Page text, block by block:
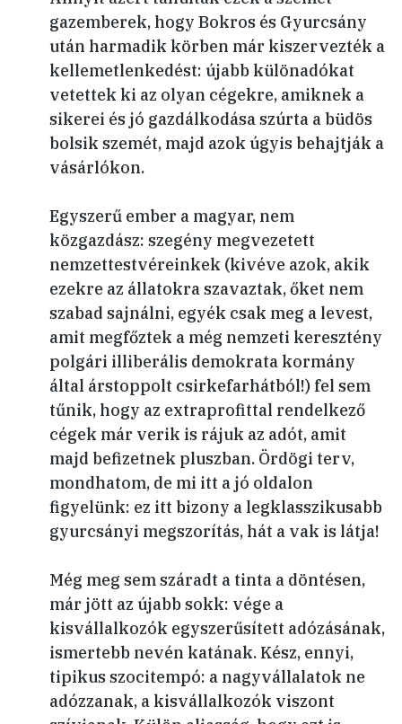
gazemberek, hogy Bokros és Gyurcsány
után harmadik körben már kiszervezték a
kellemetlenkedést: újabb különadókat
vetettek ki az olyan cégekre, amiknek a
sikerei és jó gazdálkodása szúrta a büdös
bolsik szemét, majd azok úgyis behajtják a
vásárlókon.
Egyszerű ember a magyar, nem
közgazdász: szegény megvezetett
nemzettestvéreinkek (kivéve azok, akik
ezekre az állatokra szavaztak, őket nem
szabad sajnálni, egyék csak meg a levest,
amit megfőztek a még nemzeti keresztény
polgári illiberális demokrata kormány
által árstoppolt csirkefarhátból!) fel sem
tűnik, hogy az extraprofittal rendelkező
cégek már verik is rájuk az adót, amit
majd befizetnek pluszban. Ördögi terv,
mondhatom, de mi itt a jó oldalon
figyelünk: ez itt bizony a legklasszikusabb
gyurcsányi megszorítás, hát a vak is látja!
Még meg sem száradt a tinta a döntésen,
már jött az újabb sokk: vége a
kisvállalkozók egyszerűsített adózásának,
ismertebb nevén katának. Kész, ennyi,
tipikus szocitempó: a nagyvállalatok ne
adózzanak, a kisvállalkozók viszont